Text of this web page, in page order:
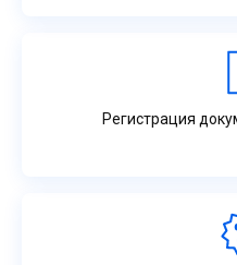
Регистрация